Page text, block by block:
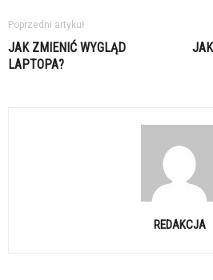
Poprzedni artykuł
JAK ZMIENIĆ WYGLĄD
LAPTOPA?
REDAKCJA